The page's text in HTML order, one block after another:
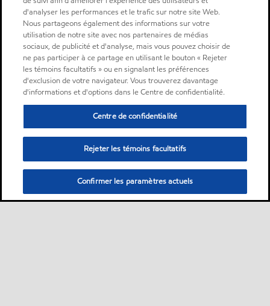
d'analyser les performances et le trafic sur notre site Web.
Nous partageons également des informations sur votre
utilisation de notre site avec nos partenaires de médias
sociaux, de publicité et d'analyse, mais vous pouvez choisir de
ne pas participer à ce partage en utilisant le bouton « Rejeter
les témoins facultatifs » ou en signalant les préférences
d'exclusion de votre navigateur. Vous trouverez davantage
d'informations et d'options dans le Centre de confidentialité.
Centre de confidentialité
Rejeter les témoins facultatifs
Confirmer les paramètres actuels